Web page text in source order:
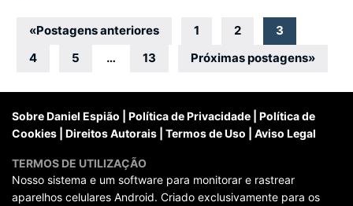
Navegação
por
posts
«Postagens anteriores 1 2
3
4
5 … 13 Próximas postagens»
Sobre Daniel Espião Política de Privacidade
Política de
Cookies
Direitos Autorais Termos de Uso Aviso Legal
TERMOS DE UTILIZAÇÃO
Nosso sistema e um software para monitorar e rastrear
aparelhos celulares Android. Criado exclusivamente para os